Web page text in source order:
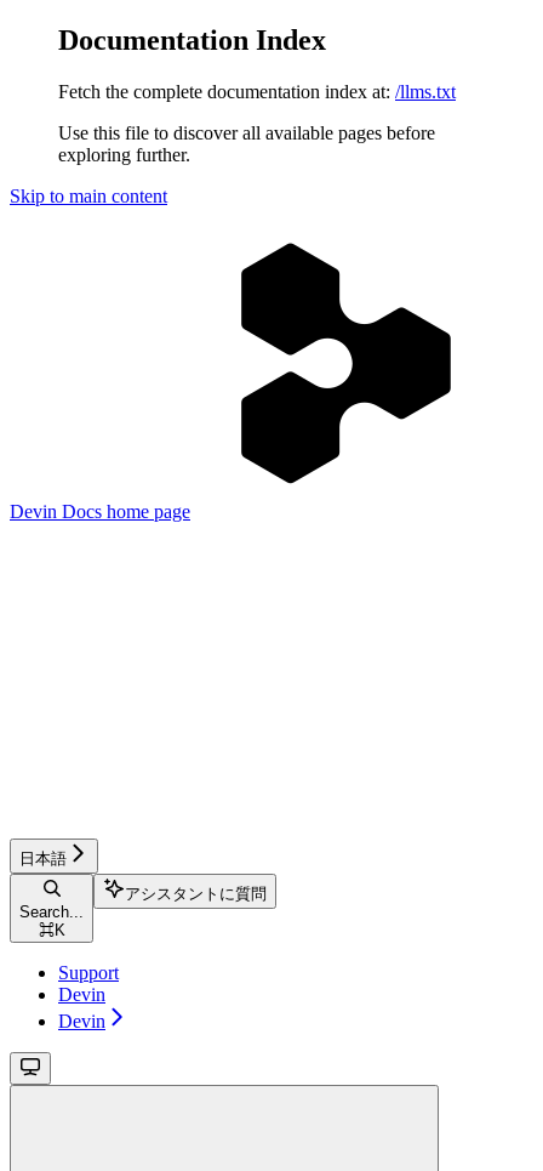
Documentation Index
Fetch the complete documentation index at: /llms.txt
Use this file to discover all available pages before
exploring further.
Skip to main content
Devin Docs home page
日本語
Search...
⌘K
アシスタントに質問
Support
Devin
Devin